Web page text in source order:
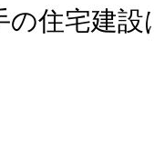
住宅建